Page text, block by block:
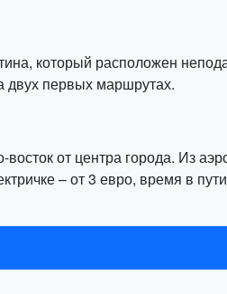
который расположен
двух первых маршрутах.
от центра города. Из
– от 3 евро, время в